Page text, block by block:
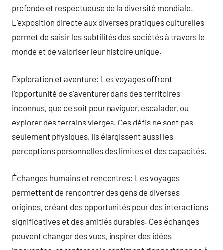
profonde et respectueuse de la diversité mondiale.
L’exposition directe aux diverses pratiques culturelles
permet de saisir les subtilités des sociétés à travers le
monde et de valoriser leur histoire unique.
Exploration et aventure: Les voyages offrent
l’opportunité de s’aventurer dans des territoires
inconnus, que ce soit pour naviguer, escalader, ou
explorer des terrains vierges. Ces défis ne sont pas
seulement physiques, ils élargissent aussi les
perceptions personnelles des limites et des capacités.
Échanges humains et rencontres: Les voyages
permettent de rencontrer des gens de diverses
origines, créant des opportunités pour des interactions
significatives et des amitiés durables. Ces échanges
peuvent changer des vues, inspirer des idées